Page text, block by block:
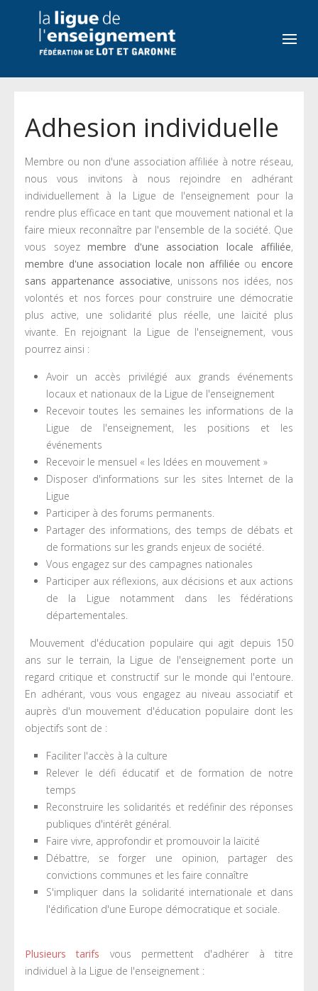
Adhesion individuelle
Membre ou non d'une association affiliée à notre réseau,
nous vous invitons à nous rejoindre en adhérant
individuellement à la Ligue de l'enseignement pour la
rendre plus efficace en tant que mouvement national et la
faire mieux reconnaître par l'ensemble de la société. Que
vous soyez membre d'une association locale affiliée,
membre d'une association locale non affiliée ou encore
sans appartenance associative, unissons nos idées, nos
volontés et nos forces pour construire une démocratie
plus active, une solidarité plus réelle, une laïcité plus
vivante. En rejoignant la Ligue de l'enseignement, vous
pourrez ainsi :
Avoir un accès privilégié aux grands événements
locaux et nationaux de la Ligue de l'enseignement
Recevoir toutes les semaines les informations de la
Ligue de l'enseignement, les positions et les
événements
Recevoir le mensuel « les Idées en mouvement »
Disposer d'informations sur les sites Internet de la
Ligue
Participer à des forums permanents.
Partager des informations, des temps de débats et
de formations sur les grands enjeux de société.
Vous engagez sur des campagnes nationales
Participer aux réflexions, aux décisions et aux actions
de la Ligue notamment dans les fédérations
départementales.
Mouvement d'éducation populaire qui agit depuis 150
ans sur le terrain, la Ligue de l'enseignement porte un
regard critique et constructif sur le monde qui l'entoure.
En adhérant, vous vous engagez au niveau associatif et
auprès d'un mouvement d'éducation populaire dont les
objectifs sont de :
Faciliter l'accès à la culture
Relever le défi éducatif et de formation de notre
temps
Reconstruire les solidarités et redéfinir des réponses
publiques d'intérêt général.
Faire vivre, approfondir et promouvoir la laïcité
Débattre, se forger une opinion, partager des
convictions communes et les faire connaître
S'impliquer dans la solidarité internationale et dans
l'édification d'une Europe démocratique et sociale.
Plusieurs tarifs vous permettent d'adhérer à titre
individuel à la Ligue de l'enseignement :